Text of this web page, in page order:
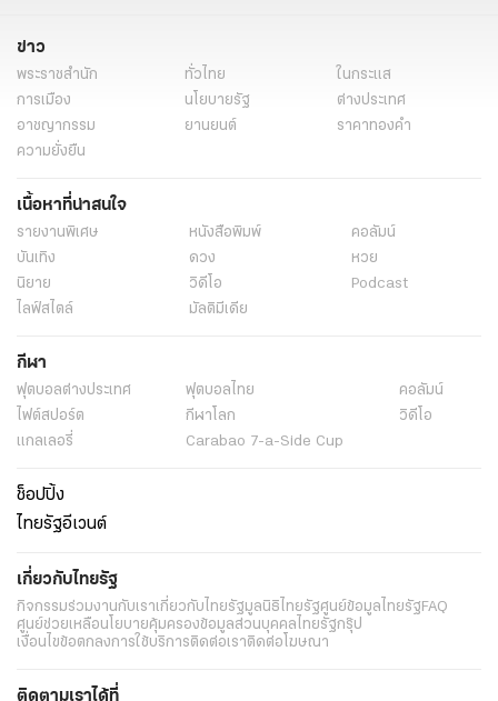
ข่าว
พระราชสำนัก ทั่วไทย
ในกระแส
การเมือง
นโยบายรัฐ
ต่างประเทศ
อาชญากรรม
ยานยนต์
ราคาทองคำ
ความยั่งยืน
เนื้อหาที่น่าสนใจ
รายงานพิเศษ หนังสือพิมพ์
คอลัมน์
บันเทิง
ดวง
หวย
นิยาย
วิดีโอ
Podcast
ไลฟ์สไตล์
มัลติมีเดีย
กีฬา
ฟุตบอลต่่างประเทศ ฟุตบอลไทย
คอลัมน์
ไฟต์สปอร์ต
กีฬาโลก
วิดีโอ
แกลเลอรี่
Carabao 7-a-Side Cup
ช็อปปิ้ง
ไทยรัฐอีเวนต์
เกี่ยวกับไทยรัฐ
กิจกรรมร่วมงานกับเราเกี่ยวกับไทยรัฐมูลนิธิไทยรัฐศูนย์ข้อมูลไทยรัฐFAQ
ศูนย์ช่วยเหลือนโยบายคุ้มครองข้อมูลส่วนบุคคลไทยรัฐกรุ๊ป
เงื่อนไขข้อตกลงการใช้บริการติดต่อเราติดต่อโฆษณา
ติดตามเราได้ที่